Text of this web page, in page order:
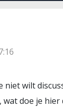
niet wilt
doe je hier